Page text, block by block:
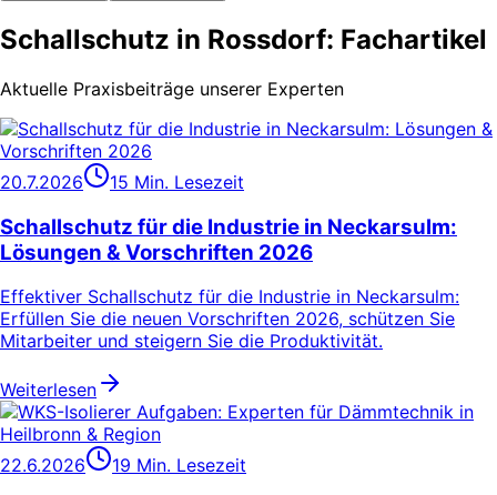
Schallschutz in Rossdorf: Fachartikel
Aktuelle Praxisbeiträge unserer Experten
20.7.2026 15 Min. Lesezeit
Schallschutz für die Industrie in Neckarsulm:
Lösungen & Vorschriften 2026
Effektiver Schallschutz für die Industrie in Neckarsulm:
Erfüllen Sie die neuen Vorschriften 2026, schützen Sie
Mitarbeiter und steigern Sie die Produktivität.
Weiterlesen
22.6.2026 19 Min. Lesezeit